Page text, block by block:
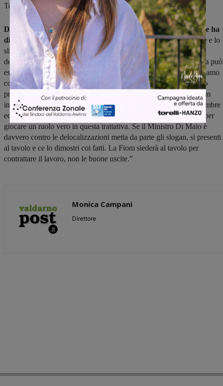
Toscana.
Daniele Calosi, Segretario Generale della Fiom Cgil di Firenze ha
dichiarato: “I licenziamenti sono dunque sospesi fino al 3 ottobre e lo
slittamento di un mese, utile ma non sufficiente, è la prova che la
determinazione della Fiom e dei lavoratori paga e che la procedura può
essere modificata o anche ritirata. Il nostro obiettivo, come sosteniamo
coerentemente dal 22 giugno, resta la reindustrializzazione del sito
produttivo e la salvaguardia dell'occupazione. La Fiom chiederà un
incontro al Ministero dello Sviluppo Economico prima del 3 settembre
ed esorta sin da ora il Governo ad utilizzare il tempo guadagnato per
giocare un ruolo vero in questa trattativa. Se il Ministro Di Maio è
davvero contro le delocalizzazioni metta da parte gli slogan, si presenti
al tavolo e ce lo dimostri coi fatti. La Fiom siederà al tavolo per
contrattare il lavoro, non le buone uscite.”
Monica Campani
Direttore